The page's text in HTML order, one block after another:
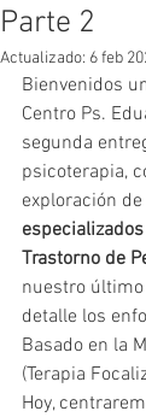
Parte 2
Actualizado: 6 feb
Bienvenidos
Centro Ps.
segunda
psicoterapia,
exploración
Trastorno de
nuestro
detalle los
Basado en la
(Terapia
Hoy,